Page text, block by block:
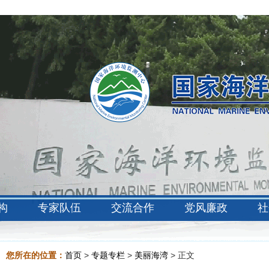
专家队伍 交流合作 党风廉政
您所在的位置： 首页 > 专题专栏 > 美丽海湾 > 正文